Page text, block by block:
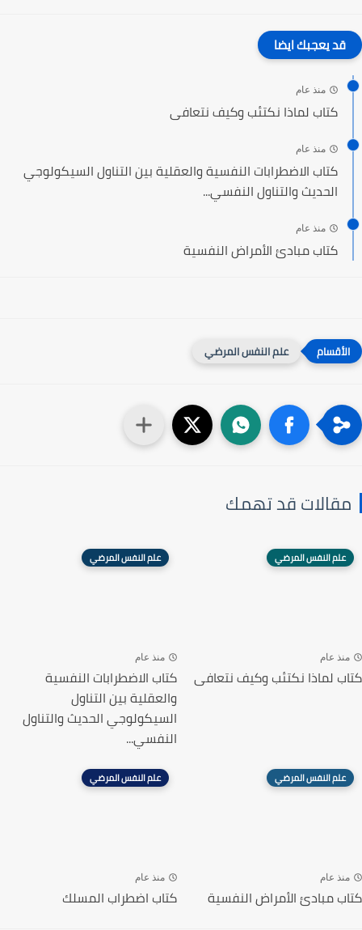
قد يعجبك ايضا
منذ عام
كتاب لماذا نكتئب وكيف نتعافى
منذ عام
كتاب الاضطرابات النفسية والعقلية بين التناول السيكولوجي
الحديث والتناول النفسي...
منذ عام
كتاب مبادئ الأمراض النفسية
علم النفس المرضي
مقالات قد تهمك
علم النفس المرضي
منذ عام
كتاب لماذا نكتئب وكيف نتعافى
علم النفس المرضي
منذ عام
كتاب الاضطرابات النفسية
والعقلية بين التناول
السيكولوجي الحديث والتناول
النفسي...
علم النفس المرضي
منذ عام
كتاب مبادئ الأمراض النفسية
علم النفس المرضي
منذ عام
كتاب اضطراب المسلك